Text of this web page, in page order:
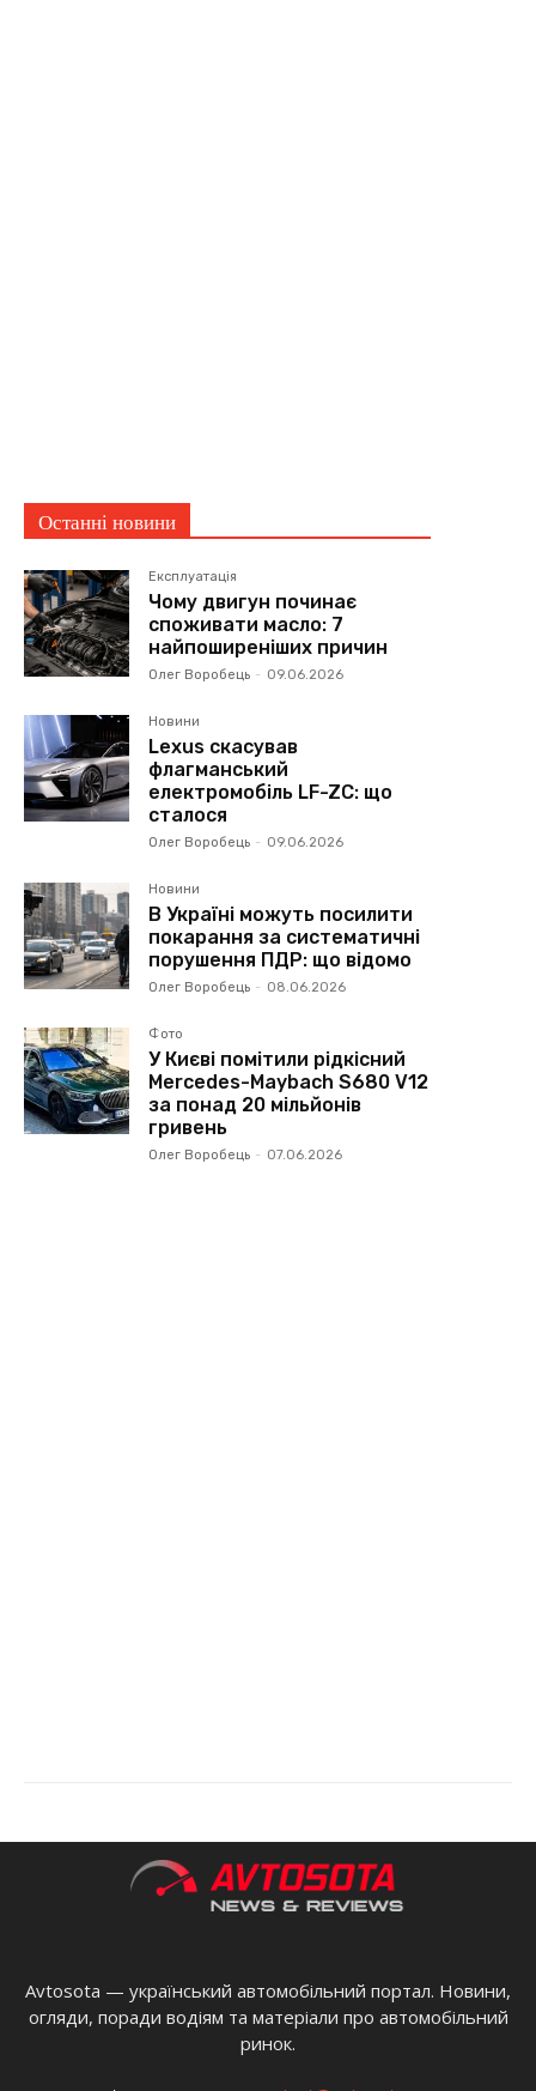
Останні новини
Експлуатація
Чому двигун починає
споживати масло: 7
найпоширеніших причин
Олег Воробець - 09.06.2026
Новини
Lexus скасував
флагманський
електромобіль LF-ZC: що
сталося
Олег Воробець - 09.06.2026
Новини
В Україні можуть посилити
покарання за систематичні
порушення ПДР: що відомо
Олег Воробець - 08.06.2026
Фото
У Києві помітили рідкісний
Mercedes-Maybach S680 V12
за понад 20 мільйонів
гривень
Олег Воробець - 07.06.2026
Avtosota — український автомобільний портал. Новини,
огляди, поради водіям та матеріали про автомобільний
ринок.